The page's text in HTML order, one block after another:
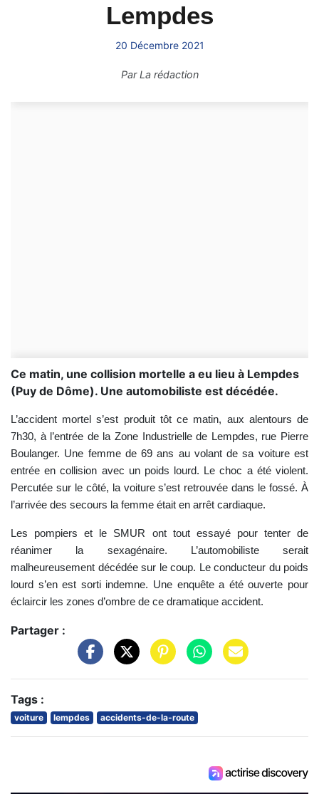
Lempdes
20 Décembre 2021
ParLa rédaction
Ce matin, une collision mortelle a eu lieu à Lempdes
(Puy de Dôme). Une automobiliste est décédée.
L’accident mortel s’est produit tôt ce matin, aux alentours de
7h30, à l’entrée de la Zone Industrielle de Lempdes, rue Pierre
Boulanger. Une femme de 69 ans au volant de sa voiture est
entrée en collision avec un poids lourd. Le choc a été violent.
Percutée sur le côté, la voiture s’est retrouvée dans le fossé. À
l’arrivée des secours la femme était en arrêt cardiaque.
Les pompiers et le SMUR ont tout essayé pour tenter de
réanimer la sexagénaire. L’automobiliste serait
malheureusement décédée sur le coup. Le conducteur du poids
lourd s’en est sorti indemne. Une enquête a été ouverte pour
éclaircir les zones d’ombre de ce dramatique accident.
Partager :
Tags :
voiture lempdes accidents-de-la-route